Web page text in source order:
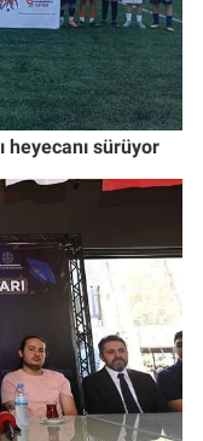
heyecanı sürüyor